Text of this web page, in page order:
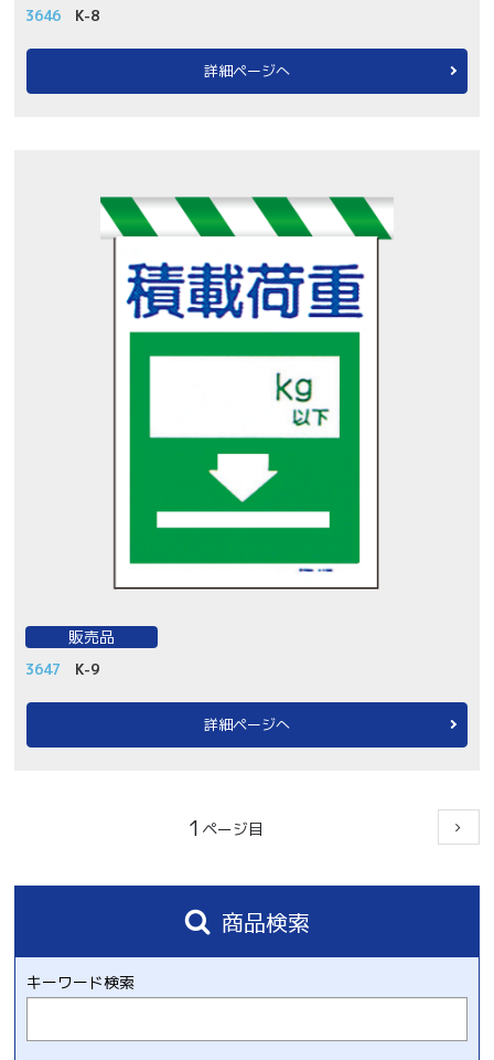
3646 K-8
詳細ページへ
販売品
3647 K-9
詳細ページへ
1
商品検索
キーワード検索